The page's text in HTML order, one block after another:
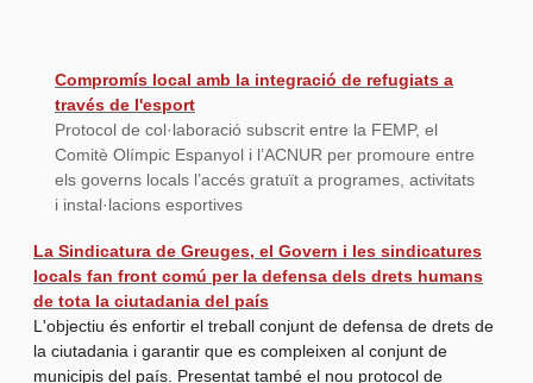
Compromís local amb la integració de refugiats a
través de l'esport
Protocol de col·laboració subscrit entre la FEMP, el
Comitè Olímpic Espanyol i l’ACNUR per promoure entre
els governs locals l’accés gratuït a programes, activitats
i instal·lacions esportives
La Sindicatura de Greuges, el Govern i les sindicatures
locals fan front comú per la defensa dels drets humans
de tota la ciutadania del país
L'objectiu és enfortir el treball conjunt de defensa de drets de
la ciutadania i garantir que es compleixen al conjunt de
municipis del país. Presentat també el nou protocol de